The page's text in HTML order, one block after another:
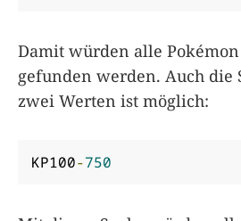
Damit würden alle
gefunden werden. Auch die
zwei Werten ist möglich:
KP100-750